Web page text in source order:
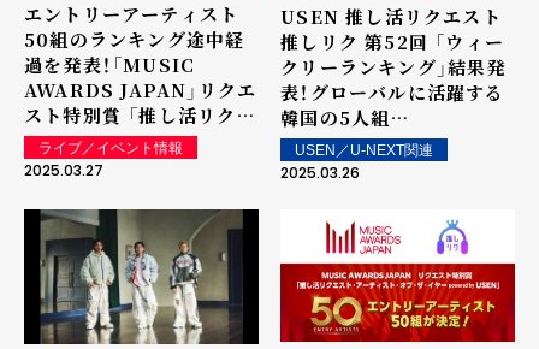
エントリーアーティスト
50組のランキング途中経
過を発表！「MUSIC
AWARDS JAPAN」リクエ
スト特別賞 「推し活リクエ
スト・アーティスト・オブ・
ザ・イヤー powered by
ライブ／イベント情報
2025.03.27
USEN 推し活リクエスト
推しリク 第52回 「ウィー
クリーランキング」結果発
表！グローバルに活躍する
韓国の5人組
TOMORROW X
TOGETHER「Over The
得！ 上位ランクイン楽曲は
街中・店内で配信！
USEN／U-NEXT関連
2025.03.26